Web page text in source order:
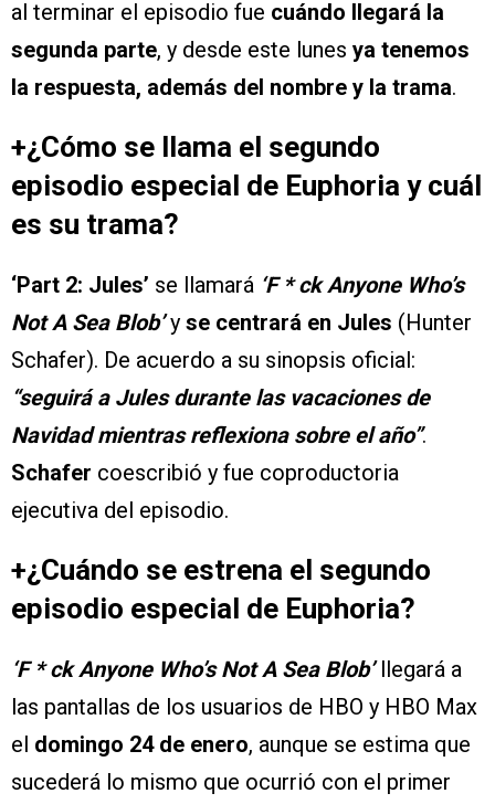
al terminar el episodio fue cuándo llegará la
segunda parte, y desde este lunes ya tenemos
la respuesta, además del nombre y la trama.
+¿Cómo se llama el segundo
episodio especial de Euphoria y cuál
es su trama?
‘Part 2: Jules’ se llamará ‘F * ck Anyone Who’s
Not A Sea Blob’y se centrará en Jules (Hunter
Schafer). De acuerdo a su sinopsis oficial:
“seguirá a Jules durante las vacaciones de
Navidad mientras reflexiona sobre el año”.
Schafer coescribió y fue coproductoria
ejecutiva del episodio.
+¿Cuándo se estrena el segundo
episodio especial de Euphoria?
‘F * ck Anyone Who’s Not A Sea Blob’llegará a
las pantallas de los usuarios de HBO y HBO Max
el domingo 24 de enero, aunque se estima que
sucederá lo mismo que ocurrió con el primer